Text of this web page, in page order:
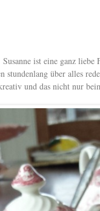
ist eine ganz
stundenlang über alles
und das nicht nur